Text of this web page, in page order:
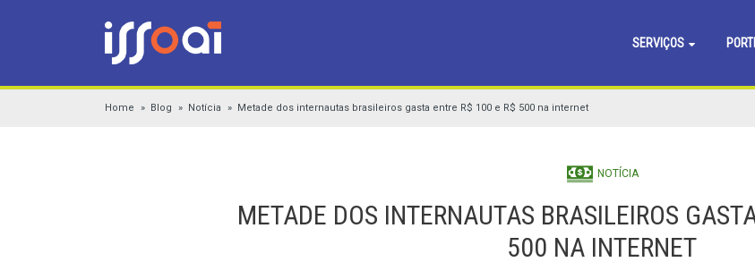
SERVIÇOS
Home Blog Notícia Metade dos internautas brasileiros gasta entre R$ 100 e R$ 500 na internet
NOTÍCIA
METADE DOS INTERNAUTAS BRASILEIROS
500 NA INTERNET